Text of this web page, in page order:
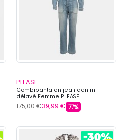
PLEASE
Combipantalon jean denim
délavé Femme PLEASE
175,00 €39,99 € 77%